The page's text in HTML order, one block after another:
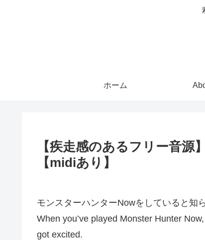
ホーム
【疾走感のあるフリー音
【midiあり】
モンスターハンターNowをしていると知
When you’ve played Monster Hunter
got excited.